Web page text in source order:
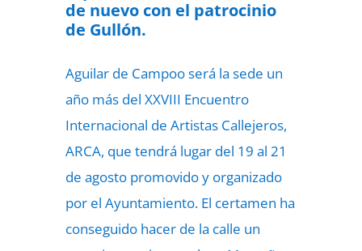
de nuevo con el patrocinio
de Gullón.
Aguilar de Campoo será la sede un
año más del XXVIII Encuentro
Internacional de Artistas Callejeros,
ARCA, que tendrá lugar del 19 al 21
de agosto promovido y organizado
por el Ayuntamiento. El certamen ha
conseguido hacer de la calle un